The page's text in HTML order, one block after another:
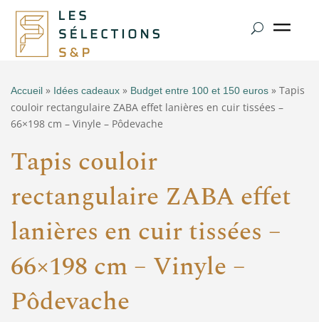
Accueil » Idées cadeaux » Budget entre 100 et 150 euros » Tapis
couloir rectangulaire ZABA effet lanières en cuir tissées –
66×198 cm – Vinyle – Pôdevache
Tapis couloir
rectangulaire ZABA effet
lanières en cuir tissées –
66×198 cm – Vinyle –
Pôdevache